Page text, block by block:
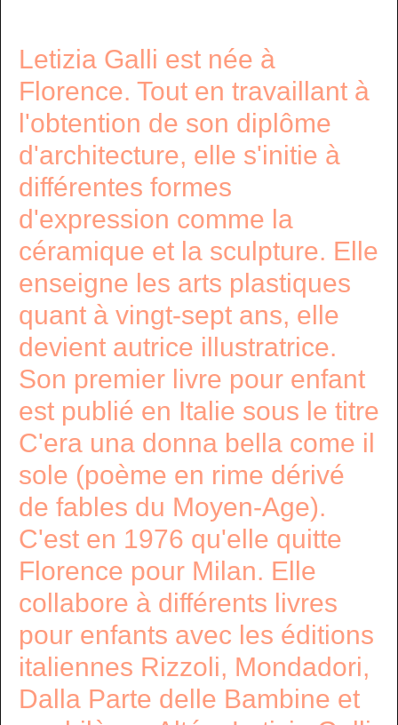
Letizia Galli est née à
Florence. Tout en travaillant à
l'obtention de son diplôme
d'architecture, elle s'initie à
différentes formes
d'expression comme la
céramique et la sculpture. Elle
enseigne les arts plastiques
quant à vingt-sept ans, elle
devient autrice illustratrice.
Son premier livre pour enfant
est publié en Italie sous le titre
C'era una donna bella come il
sole (poème en rime dérivé
de fables du Moyen-Age).
C'est en 1976 qu'elle quitte
Florence pour Milan. Elle
collabore à différents livres
pour enfants avec les éditions
italiennes Rizzoli, Mondadori,
Dalla Parte delle Bambine et